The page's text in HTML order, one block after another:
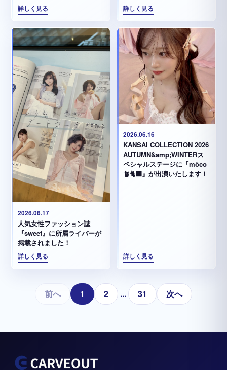
詳しく見る 詳しく見る
2026.06.17
人気女性ファッション誌
『sweet』に所属ライバーが
掲載されました！
詳しく見る
2026.06.16
KANSAI COLLECTION 2026
AUTUMN&amp;WINTERス
ペシャルステージに『möco
🪴🐈‍⬛』が出演いたします！
詳しく見る
前へ 1 2 ... 31 次へ